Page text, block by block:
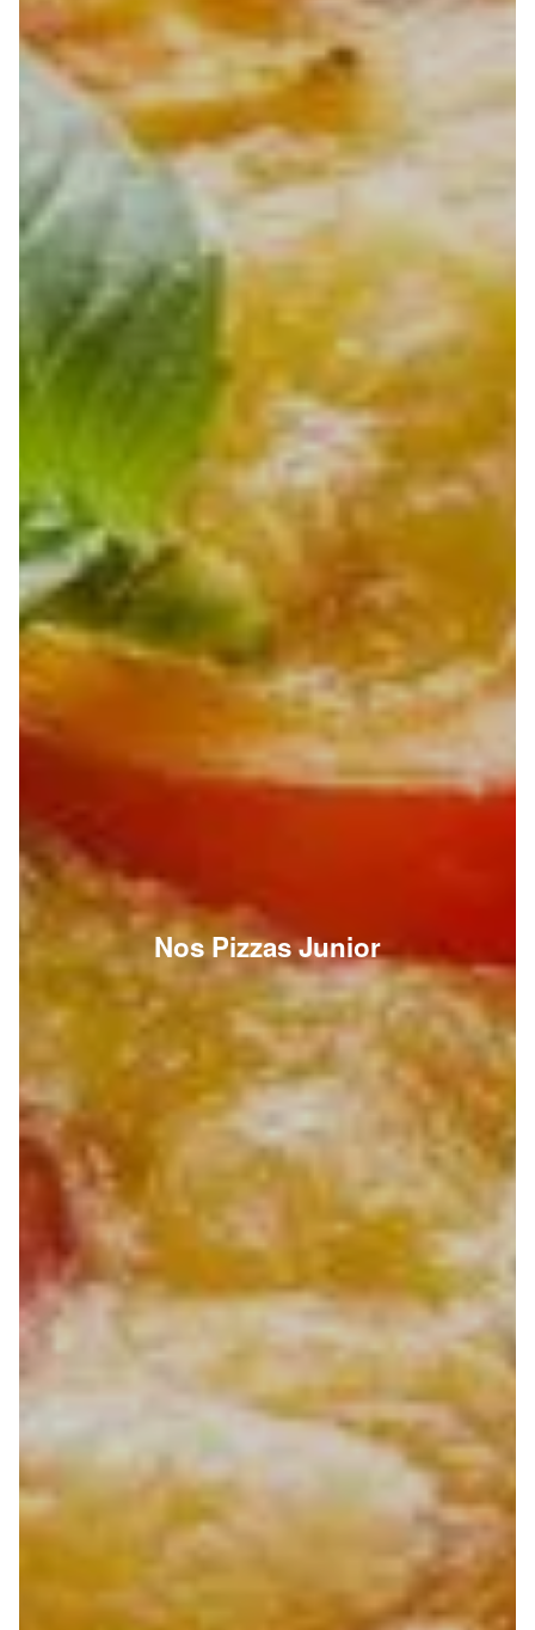
Nos Pizzas Junior